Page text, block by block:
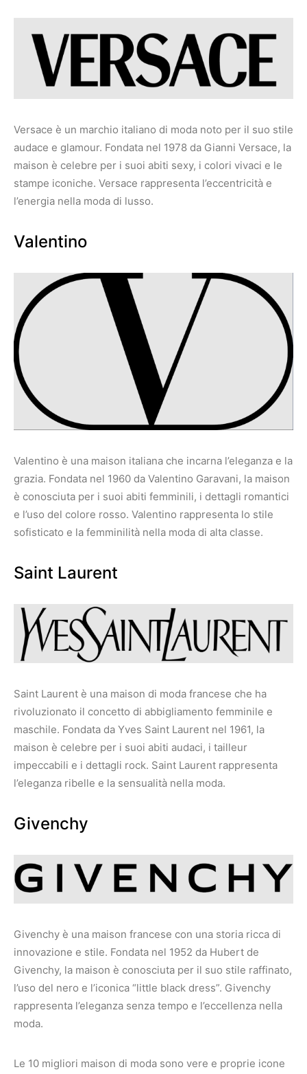
Versace è un marchio italiano di moda noto per il suo stile
audace e glamour. Fondata nel 1978 da Gianni Versace, la
maison è celebre per i suoi abiti sexy, i colori vivaci e le
stampe iconiche. Versace rappresenta l’eccentricità e
l’energia nella moda di lusso.
Valentino
Valentino è una maison italiana che incarna l’eleganza e la
grazia. Fondata nel 1960 da Valentino Garavani, la maison
è conosciuta per i suoi abiti femminili, i dettagli romantici
e l’uso del colore rosso. Valentino rappresenta lo stile
sofisticato e la femminilità nella moda di alta classe.
Saint Laurent
Saint Laurent è una maison di moda francese che ha
rivoluzionato il concetto di abbigliamento femminile e
maschile. Fondata da Yves Saint Laurent nel 1961, la
maison è celebre per i suoi abiti audaci, i tailleur
impeccabili e i dettagli rock. Saint Laurent rappresenta
l’eleganza ribelle e la sensualità nella moda.
Givenchy
Givenchy è una maison francese con una storia ricca di
innovazione e stile. Fondata nel 1952 da Hubert de
Givenchy, la maison è conosciuta per il suo stile raffinato,
l’uso del nero e l’iconica “little black dress”. Givenchy
rappresenta l’eleganza senza tempo e l’eccellenza nella
moda.
Le 10 migliori maison di moda sono vere e proprie icone